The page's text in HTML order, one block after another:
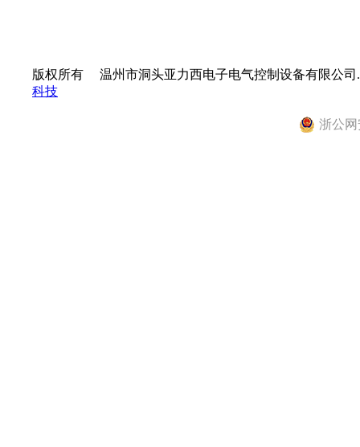
版权所有
温州市洞头亚力西电子电气控制设备有限公司.
科技
浙公网